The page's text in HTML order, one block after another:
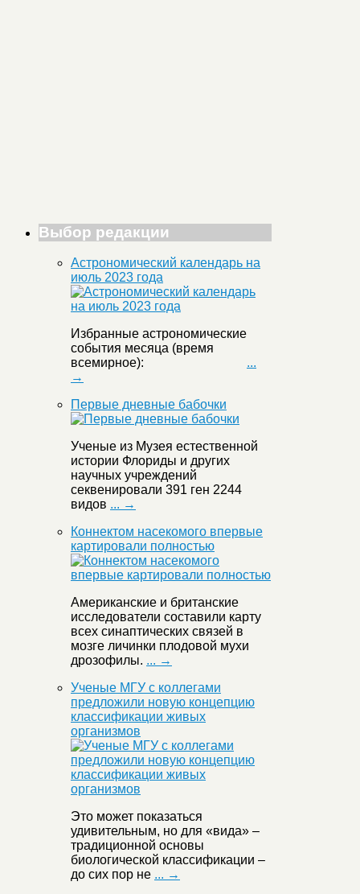
Выбор редакции
Астрономический календарь на
июль 2023 года
Избранные астрономические
события месяца (время
всемирное): ...
→
Первые дневные бабочки
Ученые из Музея естественной
истории Флориды и других
научных учреждений
секвенировали 391 ген 2244
видов ... →
Коннектом насекомого впервые
картировали полностью
Американские и британские
исследователи составили карту
всех синаптических связей в
мозге личинки плодовой мухи
дрозофилы. ... →
Ученые МГУ с коллегами
предложили новую концепцию
классификации живых
организмов
Это может показаться
удивительным, но для «вида» –
традиционной основы
биологической классификации –
до сих пор не ... →